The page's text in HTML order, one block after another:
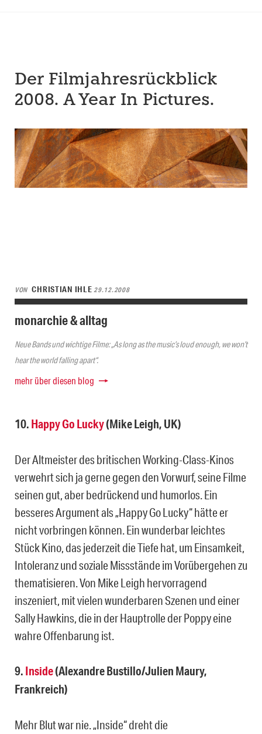
Der Filmjahresrückblick
2008. A Year In Pictures.
VON CHRISTIAN IHLE29.12.2008
monarchie & alltag
Neue Bands und wichtige Filme: „As long as the music’s loud enough, we won’t
hear the world falling apart“.
mehr über diesen blog
10. Happy Go Lucky(Mike Leigh, UK)
Der Altmeister des britischen Working-Class-Kinos
verwehrt sich ja gerne gegen den Vorwurf, seine Filme
seinen gut, aber bedrückend und humorlos. Ein
besseres Argument als „Happy Go Lucky“ hätte er
nicht vorbringen können. Ein wunderbar leichtes
Stück Kino, das jederzeit die Tiefe hat, um Einsamkeit,
Intoleranz und soziale Missstände im Vorübergehen zu
thematisieren. Von Mike Leigh hervorragend
inszeniert, mit vielen wunderbaren Szenen und einer
Sally Hawkins, die in der Hauptrolle der Poppy eine
wahre Offenbarung ist.
9. Inside(Alexandre Bustillo/Julien Maury,
Frankreich)
Mehr Blut war nie. „Inside“ dreht die